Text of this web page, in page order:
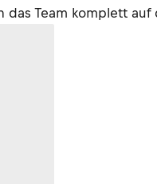
das Team komplett